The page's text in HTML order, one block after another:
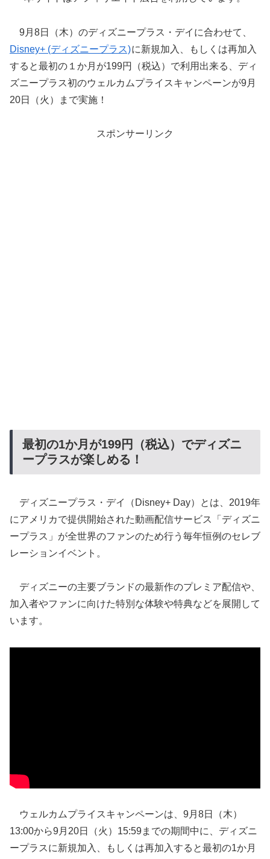
9月8日（木）のディズニープラス・デイに合わせて、
Disney+ (ディズニープラス)に新規加入、もしくは再加入
すると最初の１か月が199円（税込）で利用出来る、ディ
ズニープラス初のウェルカムプライスキャンペーンが9月
20日（火）まで実施！
スポンサーリンク
最初の1か月が199円（税込）でディズニ
ープラスが楽しめる！
ディズニープラス・デイ（Disney+ Day）とは、2019年
にアメリカで提供開始された動画配信サービス「ディズニ
ープラス」が全世界のファンのため行う毎年恒例のセレブ
レーションイベント。
ディズニーの主要ブランドの最新作のプレミア配信や、
加入者やファンに向けた特別な体験や特典などを展開して
います。
ウェルカムプライスキャンペーンは、9月8日（木）
13:00から9月20日（火）15:59までの期間中に、ディズニ
ープラスに新規加入、もしくは再加入すると最初の1か月